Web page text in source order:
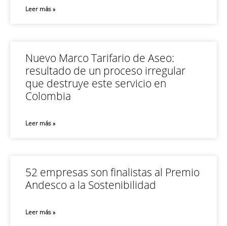
Leer más »
Nuevo Marco Tarifario de Aseo:
resultado de un proceso irregular
que destruye este servicio en
Colombia
Leer más »
52 empresas son finalistas al Premio
Andesco a la Sostenibilidad
Leer más »